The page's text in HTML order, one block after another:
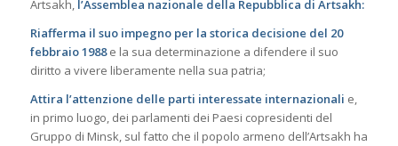
Artsakh, l’Assemblea nazionale della Repubblica di Artsakh:
Riafferma il suo impegno per la storica decisione del 20
febbraio 1988e la sua determinazione a difendere il suo
diritto a vivere liberamente nella sua patria;
Attira l’attenzione delle parti interessate internazionali e,
in primo luogo, dei parlamenti dei Paesi copresidenti del
Gruppo di Minsk, sul fatto che il popolo armeno dell’Artsakh ha